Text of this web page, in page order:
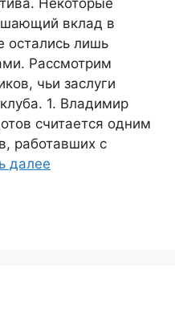
вклад в
остались лишь
Рассмотрим
чьи заслуги
1. Владимир
считается одним
работавших с
далее